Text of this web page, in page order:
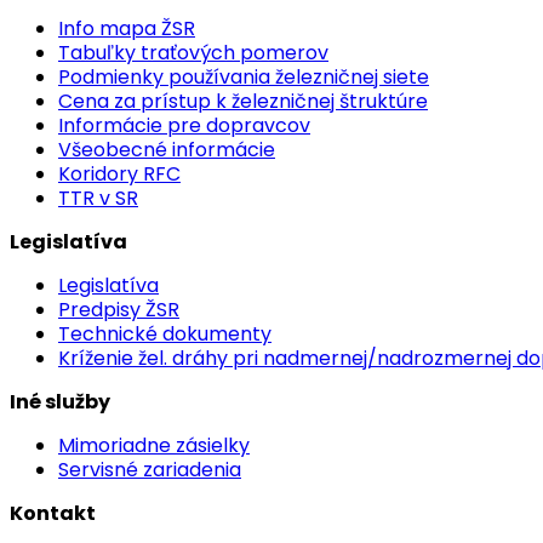
Info mapa ŽSR
Tabuľky traťových pomerov
Podmienky používania železničnej siete
Cena za prístup k železničnej štruktúre
Informácie pre dopravcov
Všeobecné informácie
Koridory RFC
TTR v SR
Legislatíva
Legislatíva
Predpisy ŽSR
Technické dokumenty
Kríženie žel. dráhy pri nadmernej/nadrozmernej
Iné služby
Mimoriadne zásielky
Servisné zariadenia
Kontakt